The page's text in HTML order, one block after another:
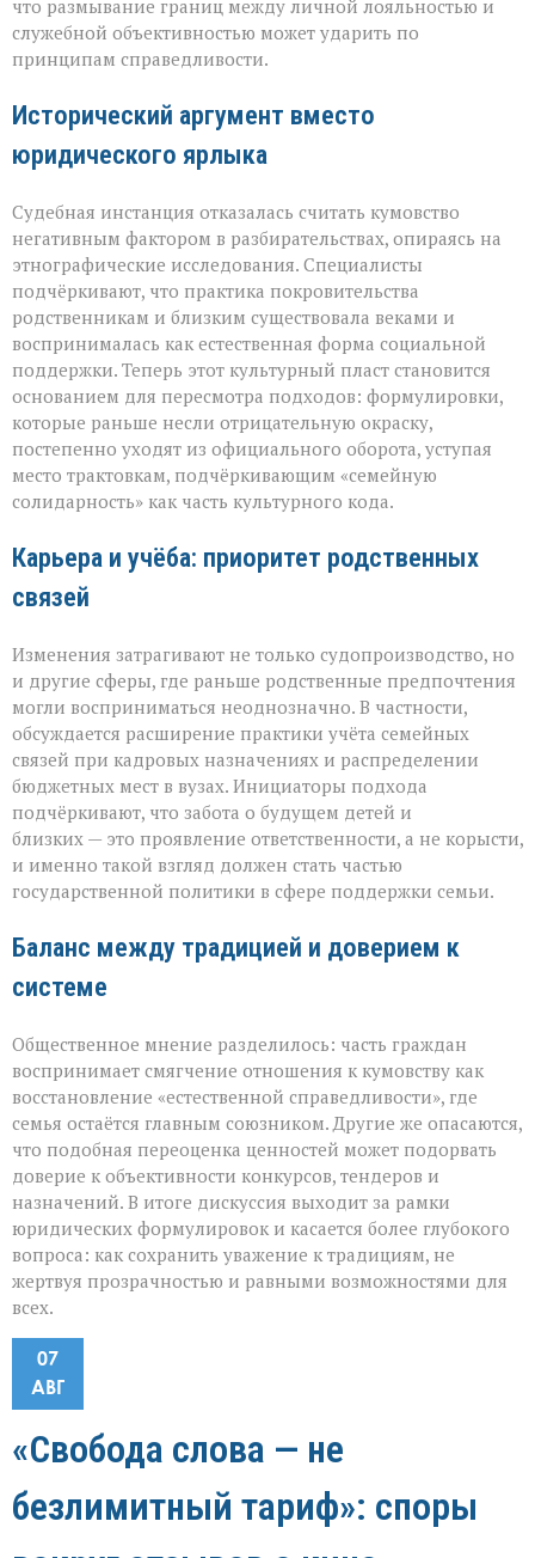
кумовство
что размывание границ между личной лояльностью и
служебной объективностью может ударить по
принципам справедливости.
Исторический аргумент вместо
юридического ярлыка
Судебная инстанция отказалась считать кумовство
негативным фактором в разбирательствах, опираясь на
этнографические исследования. Специалисты
подчёркивают, что практика покровительства
родственникам и близким существовала веками и
воспринималась как естественная форма социальной
поддержки. Теперь этот культурный пласт становится
основанием для пересмотра подходов: формулировки,
которые раньше несли отрицательную окраску,
постепенно уходят из официального оборота, уступая
место трактовкам, подчёркивающим «семейную
солидарность» как часть культурного кода.
Карьера и учёба: приоритет родственных
связей
Изменения затрагивают не только судопроизводство, но
и другие сферы, где раньше родственные предпочтения
могли восприниматься неоднозначно. В частности,
обсуждается расширение практики учёта семейных
связей при кадровых назначениях и распределении
бюджетных мест в вузах. Инициаторы подхода
подчёркивают, что забота о будущем детей и
близких — это проявление ответственности, а не корысти,
и именно такой взгляд должен стать частью
государственной политики в сфере поддержки семьи.
Баланс между традицией и доверием к
системе
Общественное мнение разделилось: часть граждан
воспринимает смягчение отношения к кумовству как
восстановление «естественной справедливости», где
семья остаётся главным союзником. Другие же опасаются,
что подобная переоценка ценностей может подорвать
доверие к объективности конкурсов, тендеров и
назначений. В итоге дискуссия выходит за рамки
юридических формулировок и касается более глубокого
вопроса: как сохранить уважение к традициям, не
жертвуя прозрачностью и равными возможностями для
всех.
07
АВГ
«Свобода слова — не
безлимитный тариф»: споры